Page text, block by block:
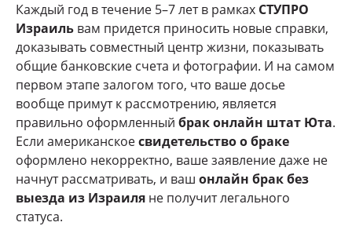
Каждый год в течение 5–7 лет в рамках СТУПРО
Израиль вам придется приносить новые справки,
доказывать совместный центр жизни, показывать
общие банковские счета и фотографии. И на самом
первом этапе залогом того, что ваше досье
вообще примут к рассмотрению, является
правильно оформленный брак онлайн штат Юта.
Если американскоесвидетельство о браке
оформлено некорректно, ваше заявление даже не
начнут рассматривать, и ваш онлайн брак без
выезда из Израиля не получит легального
статуса.